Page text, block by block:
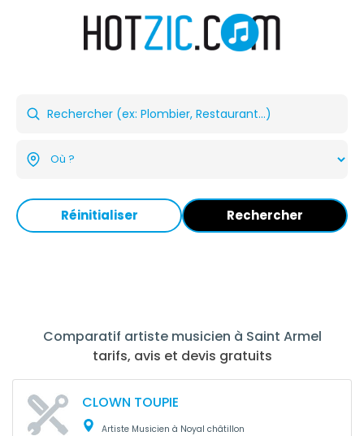
Réinitialiser Rechercher
Comparatif artiste musicien à Saint Armel
tarifs, avis et devis gratuits
CLOWN TOUPIE
Artiste Musicien à Noyal châtillon